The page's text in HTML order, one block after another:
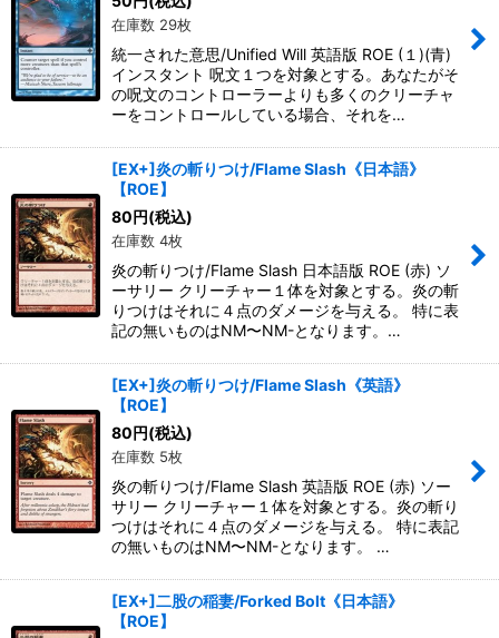
在庫数 29枚
統一された意思/Unified Will 英語版 ROE (１)(青)
インスタント 呪文１つを対象とする。あなたがそ
の呪文のコントローラーよりも多くのクリーチャ
ーをコントロールしている場合、それを…
[EX+]炎の斬りつけ/Flame Slash《日本語》
【ROE】
80円(税込)
在庫数 4枚
炎の斬りつけ/Flame Slash 日本語版 ROE (赤) ソ
ーサリー クリーチャー１体を対象とする。炎の斬
りつけはそれに４点のダメージを与える。 特に表
記の無いものはNM〜NM-となります。…
[EX+]炎の斬りつけ/Flame Slash《英語》
【ROE】
80円(税込)
在庫数 5枚
炎の斬りつけ/Flame Slash 英語版 ROE (赤) ソー
サリー クリーチャー１体を対象とする。炎の斬り
つけはそれに４点のダメージを与える。 特に表記
の無いものはNM〜NM-となります。 …
[EX+]二股の稲妻/Forked Bolt《日本語》
【ROE】